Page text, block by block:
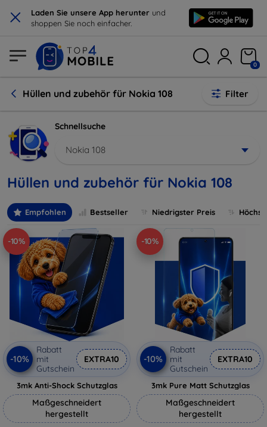
× Laden Sie unsere App herunter und
shoppen Sie noch einfacher.
0
Hüllen und zubehör für Nokia 108 Filter
Schnellsuche
Nokia 108
Hüllen und zubehör für Nokia 108
Empfohlen Bestseller Niedrigster Preis
-10%
-10%
Rabatt
mit
Gutschein
EXTRA10
3mk Anti-Shock Schutzglas
Maßgeschneidert
hergestellt
-10%
-10%
Rabatt
mit
Gutschein
EXTRA10
3mk Pure Matt Schutzglas
Maßgeschneidert
hergestellt